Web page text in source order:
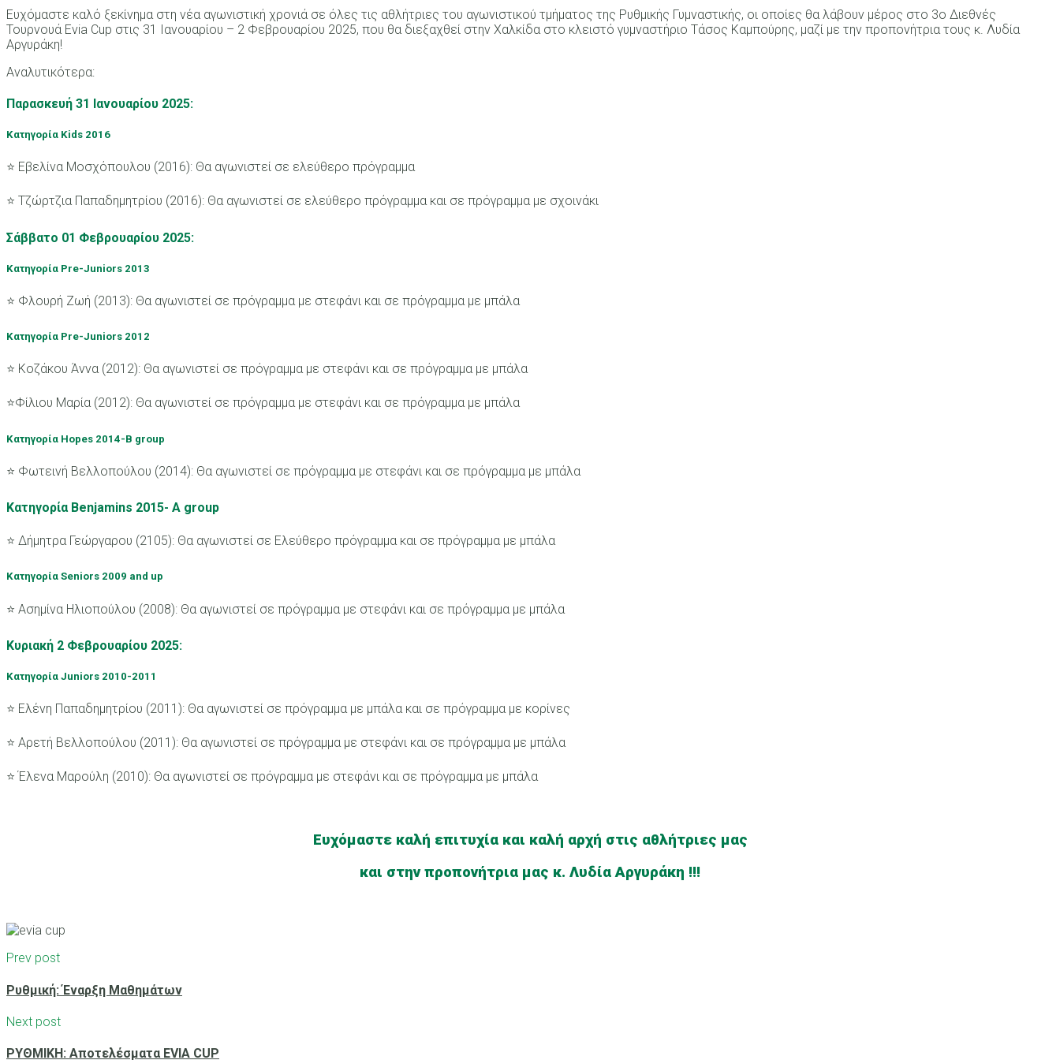
Ευχόμαστε καλό ξεκίνημα στη νέα αγωνιστική χρονιά σε όλες τις αθλήτριες του αγωνιστικού τμήματος της Ρυθμικής Γυμναστικής, οι οποίες θα λάβουν μέρος στο 3ο Διεθνές
Τουρνουά Evia Cup στις 31 Ιανουαρίου – 2 Φεβρουαρίου 2025, που θα διεξαχθεί στην Χαλκίδα στο κλειστό γυμναστήριο Τάσος Καμπούρης, μαζί με την προπονήτρια τους κ. Λυδία
Αργυράκη!
Αναλυτικότερα:
Παρασκευή 31 Ιανουαρίου 2025:
Κατηγορία Kids 2016
⭐️ Εβελίνα Μοσχόπουλου (2016): Θα αγωνιστεί σε ελεύθερο πρόγραμμα
⭐️ Τζώρτζια Παπαδημητρίου (2016): Θα αγωνιστεί σε ελεύθερο πρόγραμμα και σε πρόγραμμα με σχοινάκι
Σάββατο 01 Φεβρουαρίου 2025:
Κατηγορία Pre-Juniors 2013
⭐️ Φλουρή Ζωή (2013): Θα αγωνιστεί σε πρόγραμμα με στεφάνι και σε πρόγραμμα με μπάλα
Κατηγορία Pre-Juniors 2012
⭐️ Κοζάκου Άννα (2012): Θα αγωνιστεί σε πρόγραμμα με στεφάνι και σε πρόγραμμα με μπάλα
⭐️Φίλιου Μαρία (2012): Θα αγωνιστεί σε πρόγραμμα με στεφάνι και σε πρόγραμμα με μπάλα
Κατηγορία Hopes 2014-B group
⭐️ Φωτεινή Βελλοπούλου (2014): Θα αγωνιστεί σε πρόγραμμα με στεφάνι και σε πρόγραμμα με μπάλα
Κατηγορία Benjamins 2015- A group
⭐️ Δήμητρα Γεώργαρου (2105): Θα αγωνιστεί σε Ελεύθερο πρόγραμμα και σε πρόγραμμα με μπάλα
Κατηγορία Seniors 2009 and up
⭐️ Ασημίνα Ηλιοπούλου (2008): Θα αγωνιστεί σε πρόγραμμα με στεφάνι και σε πρόγραμμα με μπάλα
Κυριακή 2 Φεβρουαρίου 2025:
Κατηγορία Juniors 2010-2011
⭐️ Ελένη Παπαδημητρίου (2011): Θα αγωνιστεί σε πρόγραμμα με μπάλα και σε πρόγραμμα με κορίνες
⭐️ Αρετή Βελλοπούλου (2011): Θα αγωνιστεί σε πρόγραμμα με στεφάνι και σε πρόγραμμα με μπάλα
⭐️ Έλενα Μαρούλη (2010): Θα αγωνιστεί σε πρόγραμμα με στεφάνι και σε πρόγραμμα με μπάλα
Ευχόμαστε καλή επιτυχία και καλή αρχή στις αθλήτριες μας
και στην προπονήτρια μας κ. Λυδία Αργυράκη !!!
Prev post
Ρυθμική: Έναρξη Μαθημάτων
Next post
ΡΥΘΜΙΚΗ: Αποτελέσματα EVIA CUP